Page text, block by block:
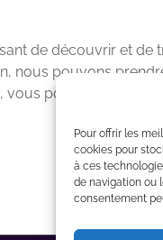
Pour offrir les
cookies pour
à ces
de navigation ou
consentement
de découvrir et
nous pouvons
pouvez visiter le